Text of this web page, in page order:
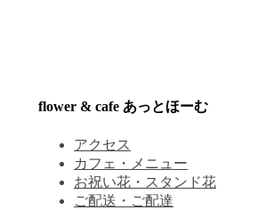
flower & cafe あっとほーむ
アクセス
カフェ・メニュー
お祝い花・スタンド花
ご配送・ご配達